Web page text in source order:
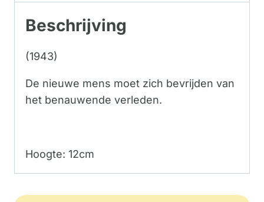
Beschrijving
(1943)
De nieuwe mens moet zich bevrijden van
het benauwende verleden.
Hoogte: 12cm